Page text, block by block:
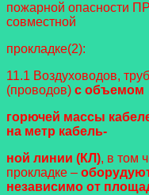
пожарной опасности
совместной
прокладке(2):
11.1 Воздуховодов,
(проводов) с объемом
горючей массы
на метр кабель-
ной линии (КЛ), в том
прокладке –
независимо от